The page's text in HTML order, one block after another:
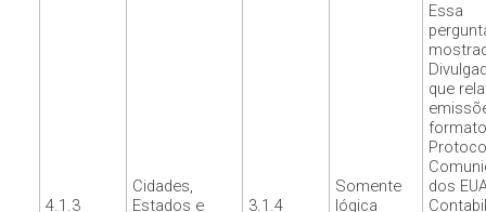
4.1.3
Cidades,
Estados e
3.1.4
Somente
lógica
Essa
que
dos